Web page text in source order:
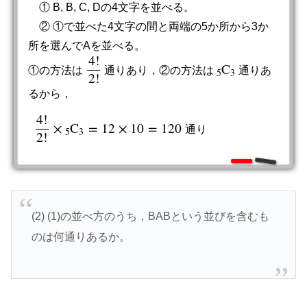
① B, B, C, Dの4文字を並べる。
② ①で並べた4文字の間と両端の5か所から3か
所を選んでAを並べる。
①の方法は 4!
2!
4!2 通りあり，②の方法は 5C3
5C3 通りあ
るから，
4!
2! × 5C3 = 12 × 10 = 120 通 り
4! 2!×5 C3 =12 ×10=120 通り
(2) (1)の並べ方のうち，BABという並びを含むも
のは何通りあるか。